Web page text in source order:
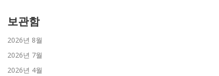
보관함
2026년 8월
2026년 7월
2026년 4월